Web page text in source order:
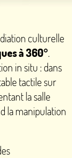
culturelle
à 360°.
in situ : dans
tactile sur
la salle
la manipulation